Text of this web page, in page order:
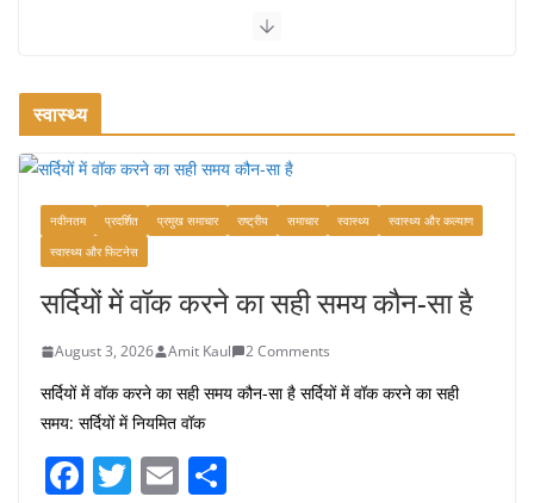
July 30, 2026
खाने के शौकीनों के लिए कश्मीर के 5 बेहतरीन
August 6, 2026 1 Comment
स्वास्थ्य
नवीनतम प्रदर्शित प्रमुख समाचार राष्ट्रीय समाचार स्वास्थ्य
स्वास्थ्य और कल्याण
स्वास्थ्य और फिटनेस
सर्दियों में वॉक करने का सही समय कौन-सा है
August 3, 2026 Amit Kaul 2 Comments
सर्दियों में वॉक करने का सही समय कौन-सा है सर्दियों में वॉक करने का सही
समय: सर्दियों में नियमित वॉक
F T E